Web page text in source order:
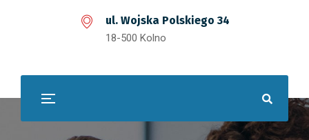
ul. Wojska Polskiego 34
18-500 Kolno